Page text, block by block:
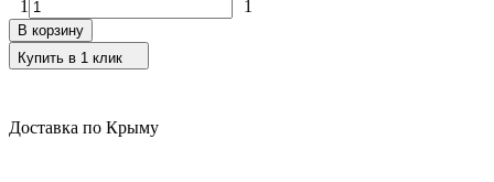
1 1
В корзину
Купить в 1 клик
Доставка по Крыму